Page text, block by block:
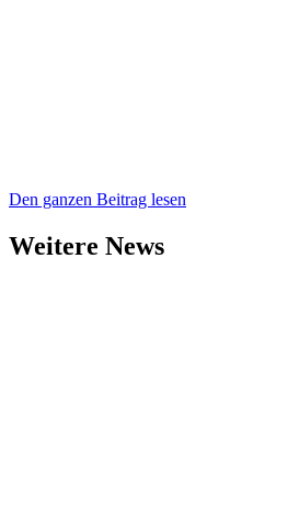
Den ganzen Beitrag lesen
Weitere News